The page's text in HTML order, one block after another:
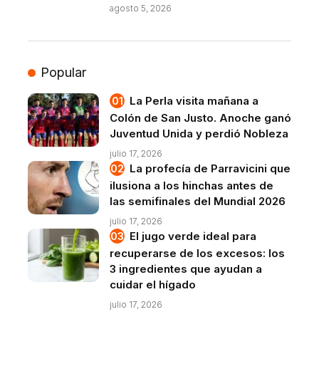
agosto 5, 2026
Popular
La Perla visita mañana a
Colón de San Justo. Anoche ganó
Juventud Unida y perdió Nobleza
julio 17, 2026
La profecía de Parravicini que
ilusiona a los hinchas antes de
las semifinales del Mundial 2026
julio 17, 2026
El jugo verde ideal para
recuperarse de los excesos: los
3 ingredientes que ayudan a
cuidar el hígado
julio 17, 2026